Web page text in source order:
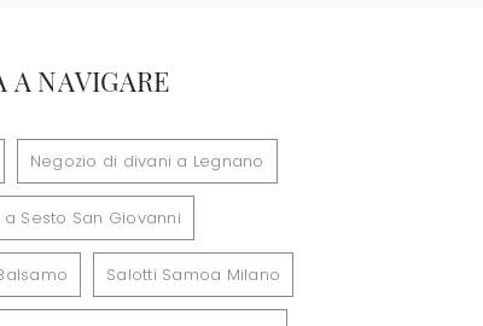
A NAVIGARE
Negozio di divani a Legnano
Sesto San Giovanni
Salotti Samoa Milano